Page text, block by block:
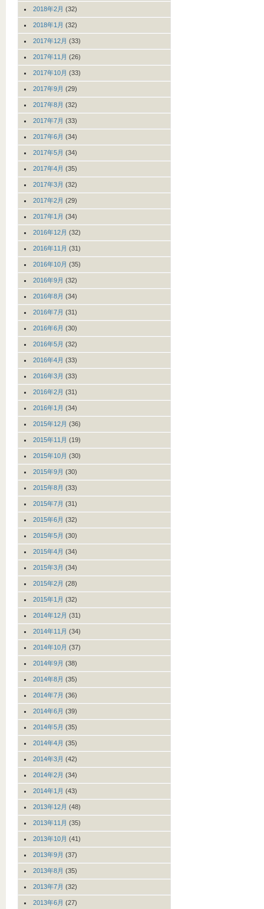
2018年2月 (32)
2018年1月 (32)
2017年12月 (33)
2017年11月 (26)
2017年10月 (33)
2017年9月 (29)
2017年8月 (32)
2017年7月 (33)
2017年6月 (34)
2017年5月 (34)
2017年4月 (35)
2017年3月 (32)
2017年2月 (29)
2017年1月 (34)
2016年12月 (32)
2016年11月 (31)
2016年10月 (35)
2016年9月 (32)
2016年8月 (34)
2016年7月 (31)
2016年6月 (30)
2016年5月 (32)
2016年4月 (33)
2016年3月 (33)
2016年2月 (31)
2016年1月 (34)
2015年12月 (36)
2015年11月 (19)
2015年10月 (30)
2015年9月 (30)
2015年8月 (33)
2015年7月 (31)
2015年6月 (32)
2015年5月 (30)
2015年4月 (34)
2015年3月 (34)
2015年2月 (28)
2015年1月 (32)
2014年12月 (31)
2014年11月 (34)
2014年10月 (37)
2014年9月 (38)
2014年8月 (35)
2014年7月 (36)
2014年6月 (39)
2014年5月 (35)
2014年4月 (35)
2014年3月 (42)
2014年2月 (34)
2014年1月 (43)
2013年12月 (48)
2013年11月 (35)
2013年10月 (41)
2013年9月 (37)
2013年8月 (35)
2013年7月 (32)
2013年6月 (27)